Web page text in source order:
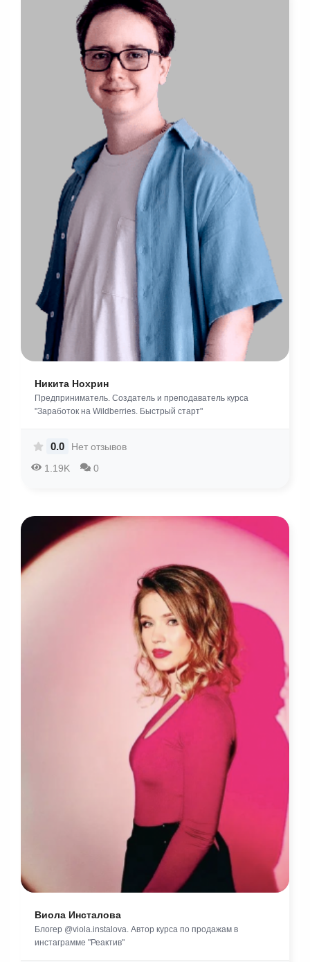
Никита Нохрин
Предприниматель. Создатель и преподаватель курса
"Заработок на Wildberries. Быстрый старт"
1.19K 0
0.0 Нет отзывов
Виола Инсталова
Блогер @viola.instalova. Автор курса по продажам в
инстаграмме "Реактив"